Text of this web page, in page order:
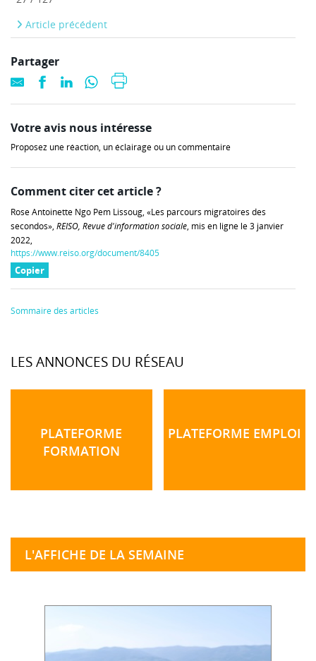
Article précédent
Partager
Votre avis nous intéresse
Proposez une réaction, un éclairage ou un commentaire
Comment citer cet article ?
Rose Antoinette Ngo Pem Lissoug, «Les parcours migratoires des
secondos», REISO, Revue d'information sociale, mis en ligne le 3 janvier
2022,
https://www.reiso.org/document/8405
Copier
Sommaire des articles
LES ANNONCES DU RÉSEAU
PLATEFORME
FORMATION
PLATEFORME EMPLOI
L'AFFICHE DE LA SEMAINE